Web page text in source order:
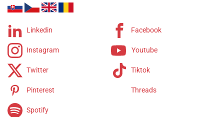
Riviera
Linkedin Facebook
Instagram Youtube
Twitter Tiktok
Pinterest Threads
Spotify